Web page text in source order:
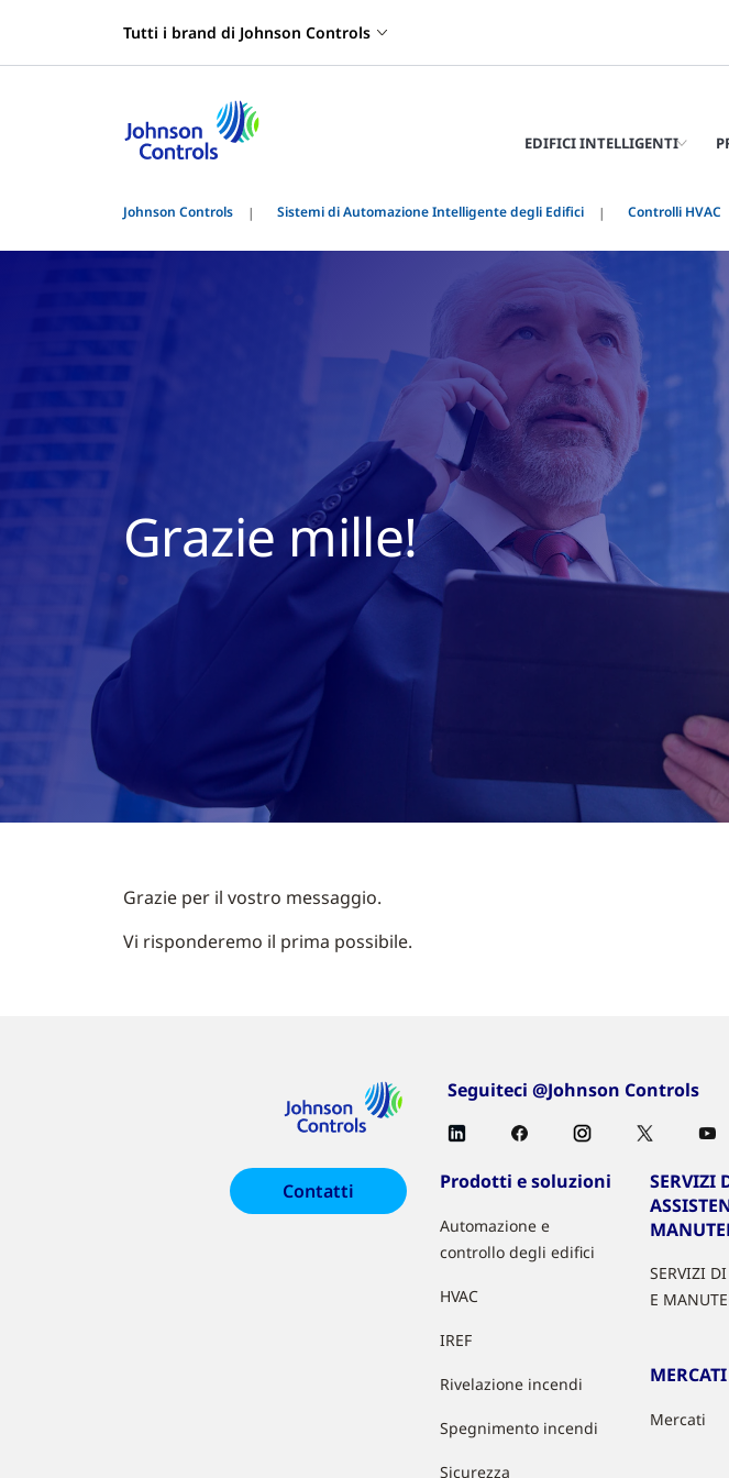
Tutti i brand di Johnson Controls
EDIFICI INTELLIGENTI
Johnson Controls Sistemi di Automazione Intelligente degli Edifici Controlli HVAC
Grazie mille!
Grazie per il vostro messaggio.
Vi risponderemo il prima possibile.
Seguiteci @Johnson Controls
Contatti Prodotti e soluzioni
Automazione e
controllo degli edifici
HVAC
IREF
Rivelazione incendi
Spegnimento incendi
Sicurezza
SERVIZI
SERVIZI
E
MERCATI
Mercati